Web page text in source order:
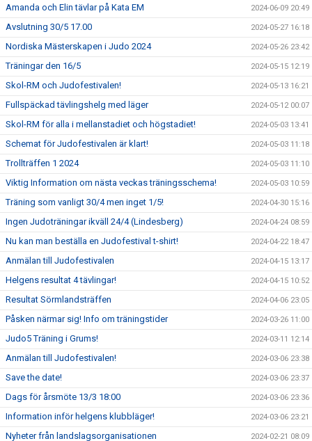
Amanda och Elin tävlar på Kata EM 2024-06-09 20:49
Avslutning 30/5 17.00 2024-05-27 16:18
Nordiska Mästerskapen i Judo 2024 2024-05-26 23:42
Träningar den 16/5 2024-05-15 12:19
Skol-RM och Judofestivalen! 2024-05-13 16:21
Fullspäckad tävlingshelg med läger 2024-05-12 00:07
Skol-RM för alla i mellanstadiet och högstadiet! 2024-05-03 13:41
Schemat för Judofestivalen är klart! 2024-05-03 11:18
Trollträffen 1 2024 2024-05-03 11:10
Viktig Information om nästa veckas träningsschema! 2024-05-03 10:59
Träning som vanligt 30/4 men inget 1/5! 2024-04-30 15:16
Ingen Judoträningar ikväll 24/4 (Lindesberg) 2024-04-24 08:59
Nu kan man beställa en Judofestival t-shirt! 2024-04-22 18:47
Anmälan till Judofestivalen 2024-04-15 13:17
Helgens resultat 4 tävlingar! 2024-04-15 10:52
Resultat Sörmlandsträffen 2024-04-06 23:05
Påsken närmar sig! Info om träningstider 2024-03-26 11:00
Judo5 Träning i Grums! 2024-03-11 12:14
Anmälan till Judofestivalen! 2024-03-06 23:38
Save the date! 2024-03-06 23:37
Dags för årsmöte 13/3 18:00 2024-03-06 23:36
Information inför helgens klubbläger! 2024-03-06 23:21
Nyheter från landslagsorganisationen 2024-02-21 08:09